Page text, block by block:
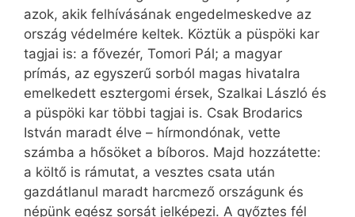
azok, akik felhívásának engedelmeskedve az
ország védelmére keltek. Köztük a püspöki kar
tagjai is: a fővezér, Tomori Pál; a magyar
prímás, az egyszerű sorból magas hivatalra
emelkedett esztergomi érsek, Szalkai László és
a püspöki kar többi tagjai is. Csak Brodarics
István maradt élve – hírmondónak, vette
számba a hősöket a bíboros. Majd hozzátette:
a költő is rámutat, a vesztes csata után
gazdátlanul maradt harcmező országunk és
népünk egész sorsát jelképezi. A győztes fél